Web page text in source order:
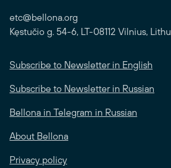
etc@bellona.org
Kęstučio g. 54-6, LT-08112 Vilnius,
Subscribe to Newsletter in English
Subscribe to Newsletter in Russian
Bellona in Telegram in Russian
About Bellona
Privacy policy